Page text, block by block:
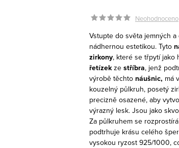
Neohodnoceno
Vstupte do světa jemných a
nádhernou estetikou. Tyto
zirkony, které se třpytí jako
řetízekze stříbra, jenž
výrobě těchto náušnic, má
kouzelný půlkruh, posetý
precizně osazené, aby
výrazný lesk. Jsou jako
Za půlkruhem se
podtrhuje krásu celého
vysokou ryzost 925/1000,